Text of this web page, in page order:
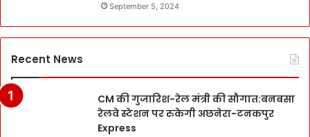
September 5, 2024
Recent News
CM की गुजारिश-रेल मंत्री की सौगात:बनबसा
रेलवे स्टेशन पर रुकेगी अछनेरा-टनकपुर
Express